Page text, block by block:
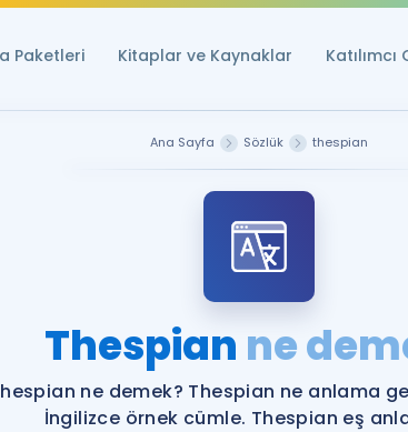
Paketleri Kitaplar ve Kaynaklar
Ana Sayfa Sözlük thespian
Thespian ne
ne demek? Thespian ne anlama
İngilizce örnek cümle. Thespian eş